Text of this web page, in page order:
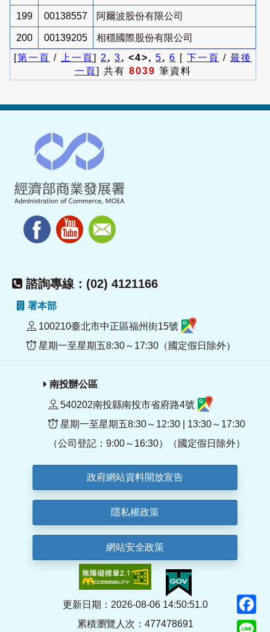
199 00138557 阿爾波股份有限公司
200 00139205
相穩國際股份有限公司
[第一頁 / 上一頁] 2 , 3, <4>, 5, 6 [ 下一頁 / 最後
一頁] 共有 8039 筆資料
諮詢專線：(02) 4121166
署本部
100210臺北市中正區福州街15號
星期一至星期五8:30～17:30（國定假日除外）
南投辦公區
540202南投縣南投市省府路4號
星期一至星期五8:30～12:30 | 13:30～17:30
（公司登記：9:00～16:30）（國定假日除外）
政府網站資料開放宣告
隱私權政策
網站安全政策
更新日期：2026-08-06 14:50:51.0
累積瀏覽人次：477478691